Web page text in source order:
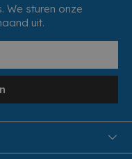
We sturen onze
uit.